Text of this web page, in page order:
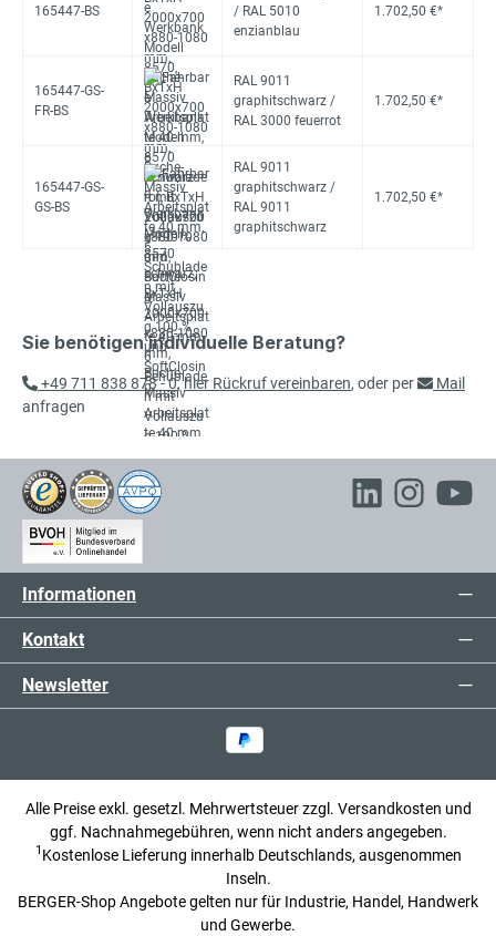
165447-BS
/ RAL 5010
enzianblau
1.702,50 €*
165447-GS-
FR-BS
RAL 9011
graphitschwarz /
RAL 3000 feuerrot
1.702,50 €*
165447-GS-
GS-BS
RAL 9011
graphitschwarz /
RAL 9011
graphitschwarz
1.702,50 €*
Sie benötigen individuelle Beratung?
+49 711 838 878 - 0,hier Rückruf vereinbaren, oder per
Mail
anfragen
Informationen
Kontakt
Newsletter
Alle Preise exkl. gesetzl. Mehrwertsteuer zzgl. Versandkosten und
ggf. Nachnahmegebühren, wenn nicht anders angegeben.
1 Kostenlose Lieferung innerhalb Deutschlands, ausgenommen
Inseln.
BERGER-Shop Angebote gelten nur für Industrie, Handel, Handwerk
und Gewerbe.